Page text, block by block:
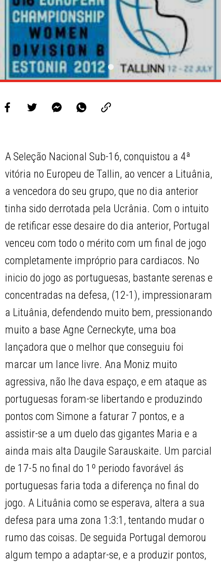
A Seleção Nacional Sub-16, conquistou a 4ª
vitória no Europeu de Tallin, ao vencer a Lituânia,
a vencedora do seu grupo, que no dia anterior
tinha sido derrotada pela Ucrânia. Com o intuito
de retificar esse desaire do dia anterior, Portugal
venceu com todo o mérito com um final de jogo
completamente impróprio para cardiacos. No
inicio do jogo as portuguesas, bastante serenas e
concentradas na defesa, (12-1), impressionaram
a Lituânia, defendendo muito bem, pressionando
muito a base Agne Cerneckyte, uma boa
lançadora que o melhor que conseguiu foi
marcar um lance livre. Ana Moniz muito
agressiva, não lhe dava espaço, e em ataque as
portuguesas foram-se libertando e produzindo
pontos com Simone a faturar 7 pontos, e a
assistir-se a um duelo das gigantes Maria e a
ainda mais alta Daugile Sarauskaite. Um parcial
de 17-5 no final do 1º periodo favorável ás
portuguesas faria toda a diferença no final do
jogo. A Lituânia como se esperava, altera a sua
defesa para uma zona 1:3:1, tentando mudar o
rumo das coisas. De seguida Portugal demorou
algum tempo a adaptar-se, e a produzir pontos,